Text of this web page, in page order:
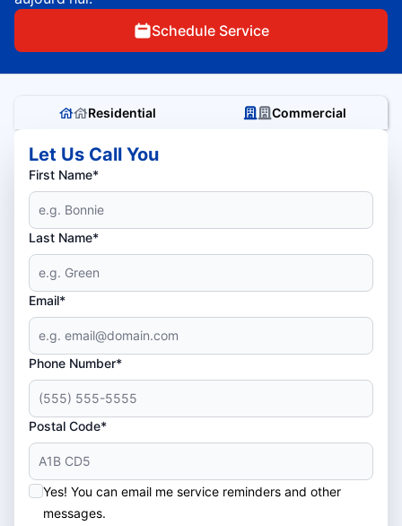
Schedule Service
Residential Commercial
Let Us Call You
First Name*
Last Name*
Email*
Phone Number*
Postal Code*
Yes! You can email me service reminders and other
messages.